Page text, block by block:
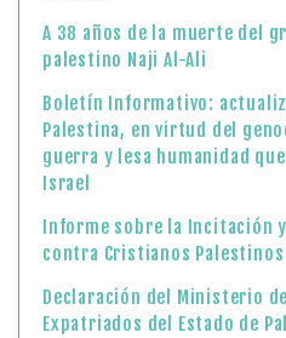
A 38 años de la muerte del
palestino Naji Al-Ali
Boletín Informativo:
Palestina, en virtud del
guerra y lesa humanidad
Israel
Informe sobre la Incitación
contra Cristianos Palestinos
Declaración del Ministerio
Expatriados del Estado de